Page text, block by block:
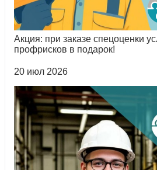
Акция: при заказе спецоценки
профрисков в подарок!
20 июл 2026